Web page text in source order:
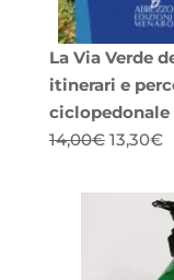
La Via Verde
itinerari e
ciclopedonale
14,00€ Il
13,30€Il
è: